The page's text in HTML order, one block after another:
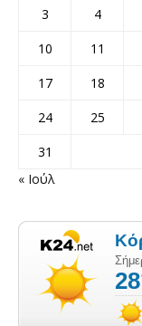
3
4
10
11
17
18
24
25
31
« Ιούλ